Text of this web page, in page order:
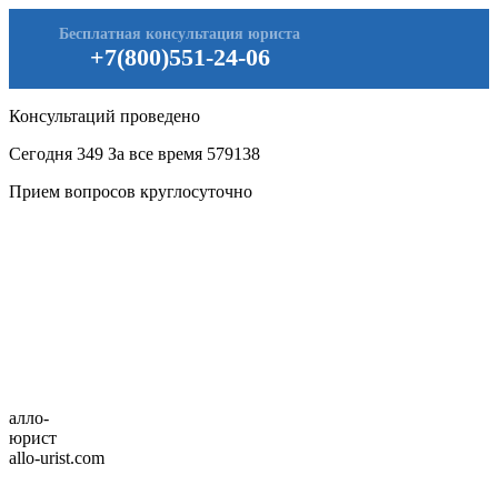
+7(800)551-24-06
Бесплатная консультация юриста
Консультаций проведено
Сегодня 349 За все время 579138
Прием вопросов круглосуточно
алло-
юрист
allo-urist.com